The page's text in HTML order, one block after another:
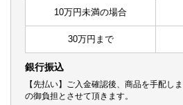
10万円未満の場合
30万円まで
銀行振込
【先払い】ご入金確認後、商品を手配し
の御負担とさせて頂きます。